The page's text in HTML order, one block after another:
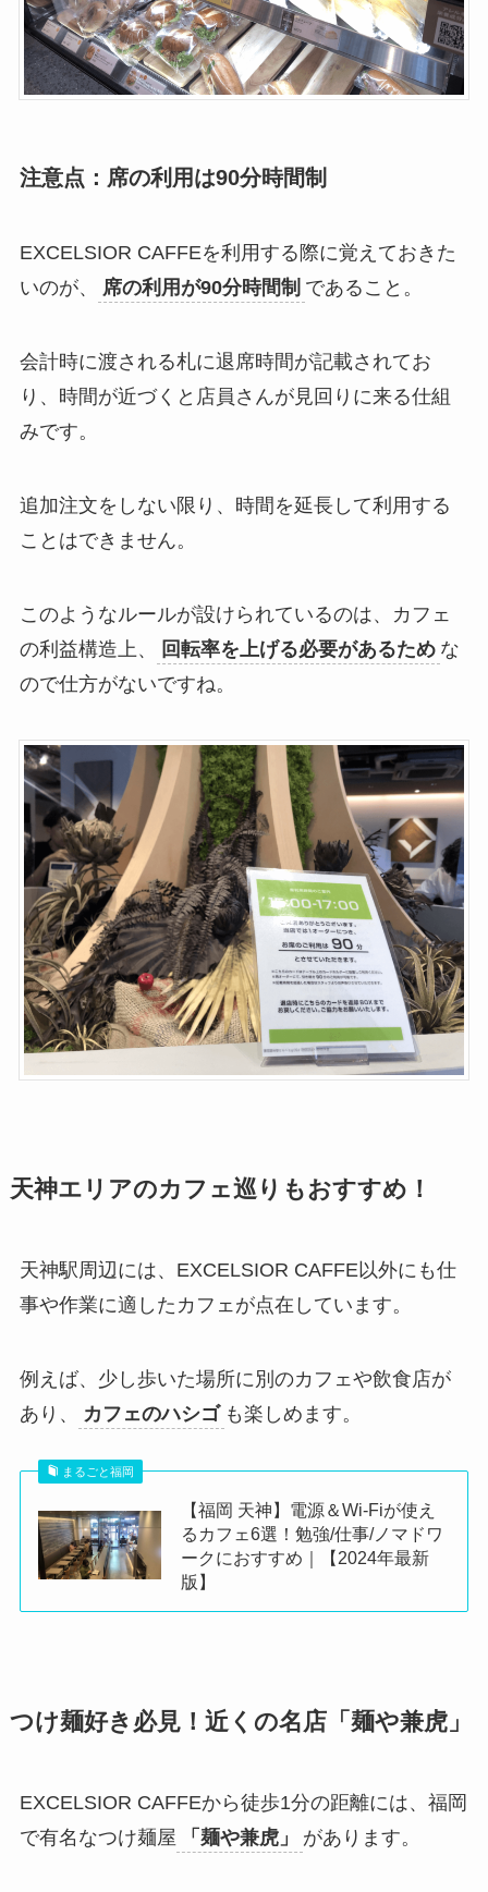
注意点：席の利用は90分時間制
EXCELSIOR CAFFEを利用する際に覚えておきた
いのが、
席の利用が90分時間制 であること。
会計時に渡される札に退席時間が記載されてお
り、時間が近づくと店員さんが見回りに来る仕組
みです。
追加注文をしない限り、時間を延長して利用する
ことはできません。
このようなルールが設けられているのは、カフェ
の利益構造上、
回転率を上げる必要があるため な
ので仕方がないですね。
天神エリアのカフェ巡りもおすすめ！
天神駅周辺には、EXCELSIOR CAFFE以外にも仕
事や作業に適したカフェが点在しています。
例えば、少し歩いた場所に別のカフェや飲食店が
あり、
カフェのハシゴ も楽しめます。
まるごと福岡
【福岡 天神】電源＆Wi-Fiが使え
るカフェ6選！勉強/仕事/ノマドワ
ークにおすすめ｜【2024年最新
版】
つけ麺好き必見！近くの名店「麺や兼虎」
EXCELSIOR CAFFEから徒歩1分の距離には、福岡
で有名なつけ麺屋
「麺や兼虎」 があります。